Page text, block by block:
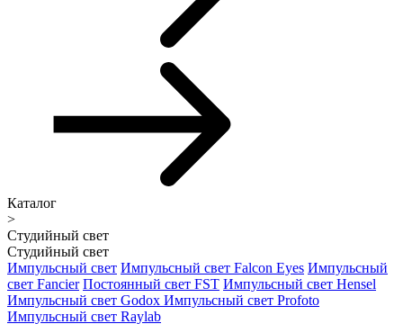
Каталог
>
Студийный свет
Студийный свет
Импульсный свет Импульсный свет Falcon Eyes Импульсный
свет Fancier Постоянный свет FST Импульсный свет Hensel
Импульсный свет Godox Импульсный свет Profoto
Импульсный свет Raylab